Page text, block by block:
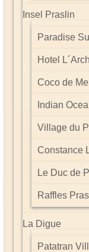
Insel Praslin
Paradise
Hotel
Coco de
Indian
Village du
Constance
Le Duc de
Raffles
La Digue
Patatran